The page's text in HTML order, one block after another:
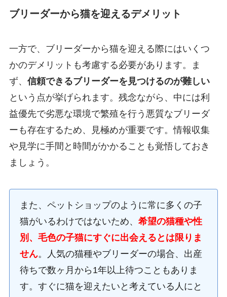
ブリーダーから猫を迎えるデメリット
一方で、ブリーダーから猫を迎える際にはいくつ
かのデメリットも考慮する必要があります。ま
ず、 信頼できるブリーダーを見つけるのが難しい
という点が挙げられます。残念ながら、中には利
益優先で劣悪な環境で繁殖を行う悪質なブリーダ
ーも存在するため、見極めが重要です。情報収集
や見学に手間と時間がかかることも覚悟しておき
ましょう。
また、ペットショップのように常に多くの子
猫がいるわけではないため、 希望の猫種や性
別、毛色の子猫にすぐに出会えるとは限りま
せん。人気の猫種やブリーダーの場合、出産
待ちで数ヶ月から1年以上待つこともありま
す。すぐに猫を迎えたいと考えている人にと